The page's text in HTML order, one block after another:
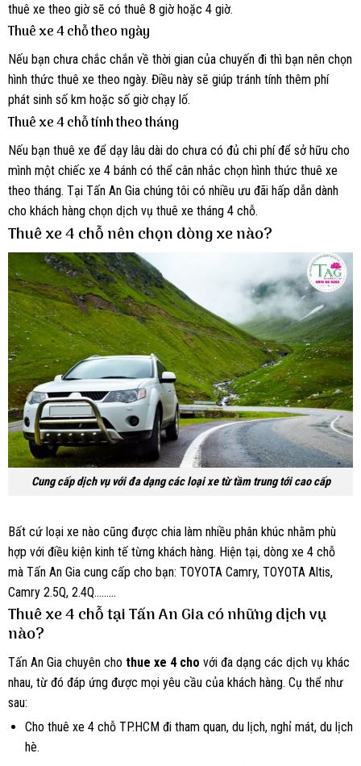
thuê xe theo giờ sẽ có thuê 8 giờ hoặc 4 giờ.
Thuê xe 4 chỗ theo ngày
Nếu bạn chưa chắc chắn về thời gian của chuyến đi thì bạn nên chọn
hình thức thuê xe theo ngày. Điều này sẽ giúp tránh tính thêm phí
phát sinh số km hoặc số giờ chạy lố.
Thuê xe 4 chỗ tính theo tháng
Nếu bạn thuê xe để dạy lâu dài do chưa có đủ chi phí để sở hữu cho
mình một chiếc xe 4 bánh có thể cân nhắc chọn hình thức thuê xe
theo tháng. Tại Tấn An Gia chúng tôi có nhiều ưu đãi hấp dẫn dành
cho khách hàng chọn dịch vụ thuê xe tháng 4 chỗ.
Thuê xe 4 chỗ nên chọn dòng xe nào?
Cung cấp dịch vụ với đa dạng các loại xe từ tầm trung tới cao cấp
Bất cứ loại xe nào cũng được chia làm nhiều phân khúc nhằm phù
hợp với điều kiện kinh tế từng khách hàng. Hiện tại, dòng xe 4 chỗ
mà Tấn An Gia cung cấp cho bạn: TOYOTA Camry, TOYOTA Altis,
Camry 2.5Q, 2.4Q………
Thuê xe 4 chỗtại Tấn An Giacó những dịch vụ
nào?
Tấn An Gia chuyên cho thue xe 4 cho với đa dạng các dịch vụ khác
nhau, từ đó đáp ứng được mọi yêu cầu của khách hàng. Cụ thể như
sau:
Cho thuê xe 4 chỗ TP.HCM đi tham quan, du lịch, nghỉ mát, du lịch
hè.